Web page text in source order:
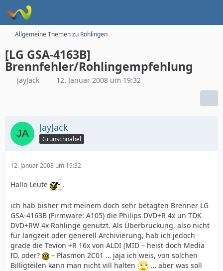
Allgemeine Themen zu Rohlingen
[LG GSA-4163B]
Brennfehler/Rohlingempfehlung
JayJack 12. Januar 2008 um 19:32
JayJack
Grünschnabel
12. Januar 2008 um 19:32
Hallo Leute ,
ich hab bisher mit meinem doch sehr betagten Brenner LG
GSA-4163B (Firmware: A105) die Philips DVD+R 4x un TDK
DVD+RW 4x Rohlinge genutzt. Als Überbrückung, also nicht
für langzeit oder generell Archivierung, hab ich jedoch
grade die Tevion +R 16x von ALDI (MID – heist doch Media
ID, oder?
– Plasmon 2C01 … jaja ich weis, von solchen
Billigteilen kann man nicht vill halten
… aber was soll